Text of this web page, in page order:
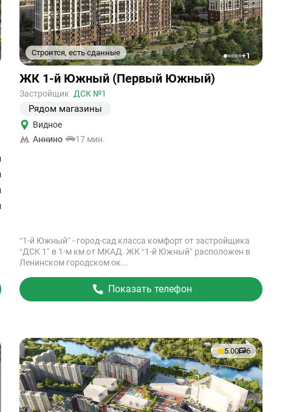
Строится, есть сданные
12345+1
Ссылка
на
объект
ЖК 1-й Южный (Первый Южный)
Застройщик ДСК №1
Рядом магазины
Видное
Аннино
17 мин.
“1-й Южный” - город-сад класса комфорт от застройщика
“ДСК 1” в 1-м км от МКАД. ЖК “1-й Южный” расположен в
Ленинском городском ок...
Показать телефон
5.00 6